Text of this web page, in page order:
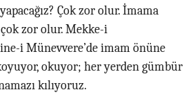
Çok zor olur. İmama
zor olur. Mekke-i
i Münevvere’de imam önüne
okuyor; her yerden gümbür
kılıyoruz.